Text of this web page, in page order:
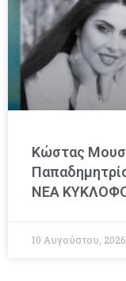
Κώστας
NEA
10 Αυγούστου, 2026